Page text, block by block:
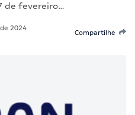
de fevereiro…
2024
Compartilhe